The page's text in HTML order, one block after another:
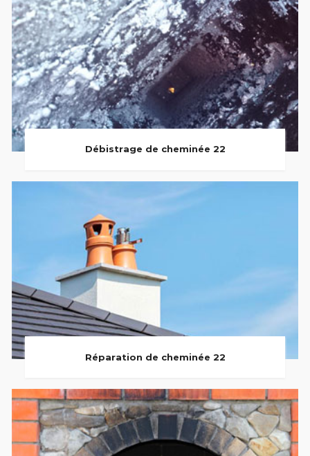
Débistrage de cheminée 22
Réparation de cheminée 22